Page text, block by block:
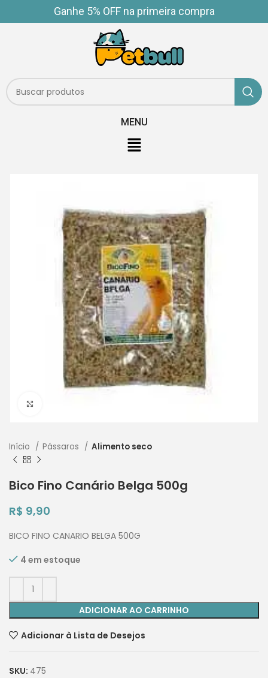
Ganhe 5% OFF na primeira compra
MENU
Início Pássaros Alimento seco
Bico Fino Canário Belga 500g
R$ 9,90
BICO FINO CANARIO BELGA 500G
4 em estoque
ADICIONAR AO CARRINHO
Adicionar à Lista de Desejos
SKU: 475